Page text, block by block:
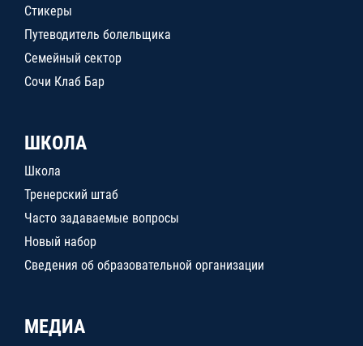
Стикеры
Путеводитель болельщика
Семейный сектор
Сочи Клаб Бар
ШКОЛА
Школа
Тренерский штаб
Часто задаваемые вопросы
Новый набор
Сведения об образовательной организации
МЕДИА